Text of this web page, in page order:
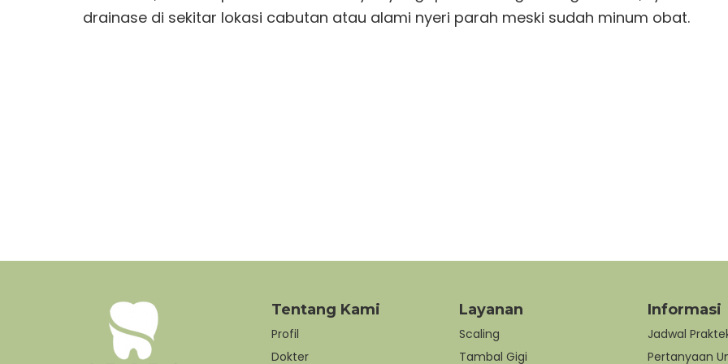
drainase di sekitar lokasi cabutan atau alami nyeri parah meski sudah minum obat.
Tentang Kami
Profil
Dokter
Layanan
Scaling
Tambal Gigi
Informasi
Jadwal
Pertanyaan